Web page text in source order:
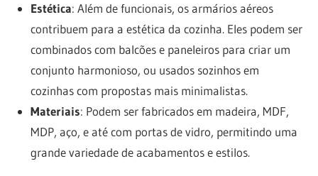
Estética: Além de funcionais, os armários aéreos
contribuem para a estética da cozinha. Eles podem ser
combinados com balcões e paneleiros para criar um
conjunto harmonioso, ou usados sozinhos em
cozinhas com propostas mais minimalistas.
Materiais: Podem ser fabricados em madeira, MDF,
MDP, aço, e até com portas de vidro, permitindo uma
grande variedade de acabamentos e estilos.